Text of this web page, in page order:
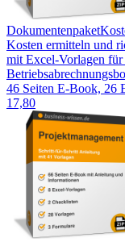
Dokumentenpaket
Kosten ermitteln und
mit Excel-Vorlagen für
46 Seiten E-Book, 26
17,80